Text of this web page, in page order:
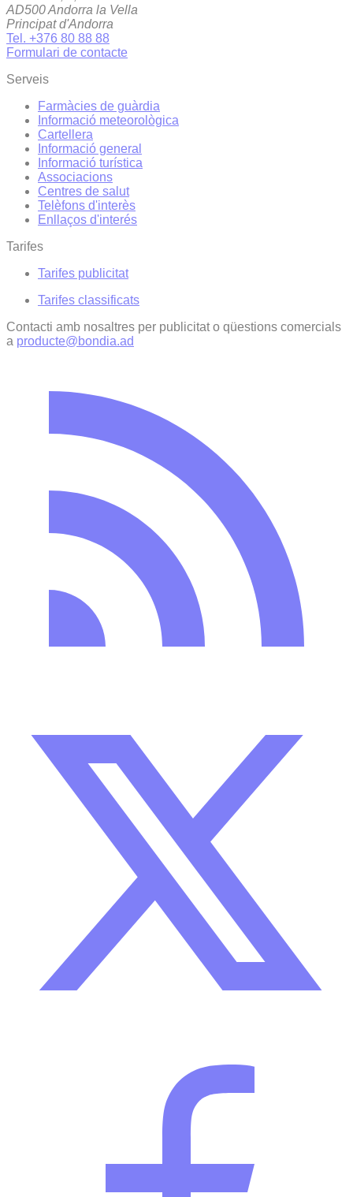
AD500 Andorra la Vella
Principat d'Andorra
Tel. +376 80 88 88
Formulari de contacte
Serveis
Farmàcies de guàrdia
Informació meteorològica
Cartellera
Informació general
Informació turística
Associacions
Centres de salut
Telèfons d'interès
Enllaços d'interés
Tarifes
Tarifes publicitat
Tarifes classificats
Contacti amb nosaltres per publicitat o qüestions comercials
a producte@bondia.ad